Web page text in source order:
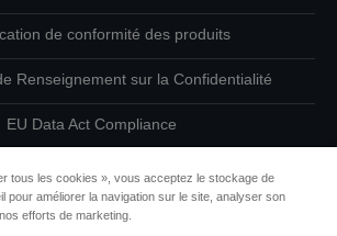
de conformité des produits
Renseignement sur la Confidentialité
EU Data Act Compliance
sur les cookies
tous les cookies », vous acceptez le stockage de
pour améliorer la navigation sur le site, analyser son
efforts de marketing.